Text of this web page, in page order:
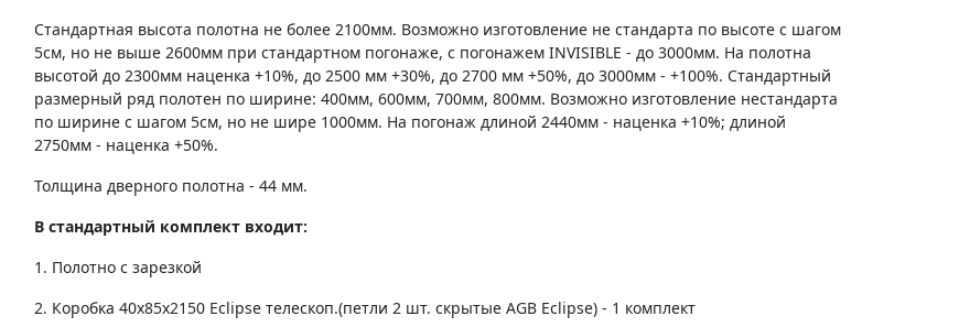
Стандартная высота полотна не более 2100мм. Возможно изготовление не стандарта по высоте с шагом
5см, но не выше 2600мм при стандартном погонаже, с погонажем INVISIBLE - до 3000мм. На полотна
высотой до 2300мм наценка +10%, до 2500 мм +30%, до 2700 мм +50%, до 3000мм - +100%. Стандартный
размерный ряд полотен по ширине: 400мм, 600мм, 700мм, 800мм. Возможно изготовление нестандарта
по ширине с шагом 5см, но не шире 1000мм. На погонаж длиной 2440мм - наценка +10%; длиной
2750мм - наценка +50%.
Толщина дверного полотна - 44 мм.
В стандартный комплект входит:
1. Полотно c зарезкой
2. Коробка 40х85х2150 Eclipse телескоп.(петли 2 шт. скрытые AGB Eclipse) - 1 комплект